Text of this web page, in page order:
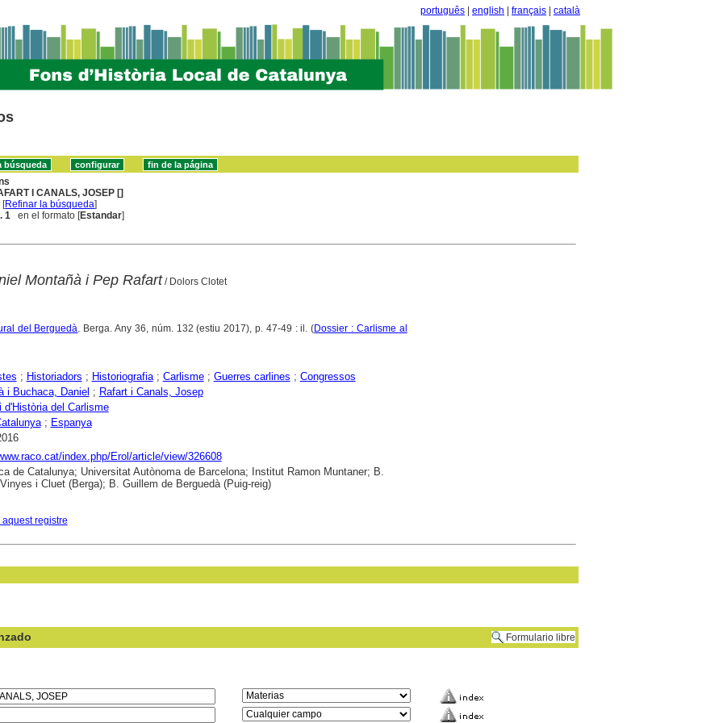
português english français català
I CANALS, JOSEP []
[Refinar la búsqueda]
1 en el formato [Estandar]
Montañà i Pep Rafart/ Dolors Clotet
del Berguedà. Berga. Any 36, núm. 132 (estiu 2017), p. 47-49 : il. (Dossier : Carlisme al
; Historiadors ; Historiografia; Carlisme; Guerres carlines ; Congressos
i Buchaca, Daniel ; Rafart i Canals, Josep
d'Història del Carlisme
; Espanya
index.php/Erol/article/view/326608
de Catalunya; Universitat Autònoma de Barcelona; Institut Ramon Muntaner; B.
i Cluet (Berga); B. Guillem de Berguedà (Puig-reig)
registre
Formulario libre